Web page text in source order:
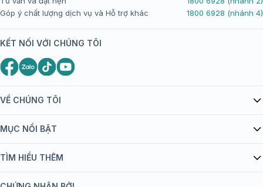
VỀ CHÚNG TÔI
Giới thiệu Tiêm Chủng FPT Long Châu
bán hàng
Chính sách nội dung
MỤC NỔI BẬT
Danh mục vắc xin
TÌM HIỂU THÊM
Khuyến mãi
Góp ý chất lượng dịch vụ và Hỗ trợ khác
1800 6928 (nhánh 4)
KẾT NỐI VỚI CHÚNG TÔI